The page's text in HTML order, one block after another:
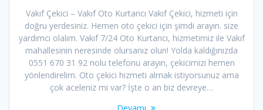
Vakıf Çekici – Vakıf Oto Kurtarıcı Vakıf Çekici, hizmeti için
doğru yerdesiniz. Hemen oto çekici için şimdi arayın. size
yardımcı olalım. Vakıf 7/24 Oto Kurtarıcı, hizmetimiz ile Vakıf
mahallesinin neresinde olursanız olun! Yolda kaldığınızda
0551 670 31 92 nolu telefonu arayın, çekicimizi hemen
yönlendirelim. Oto çekici hizmeti almak istiyorsunuz ama
çok aceleniz mi var? İşte o an biz devreye…
Devamı